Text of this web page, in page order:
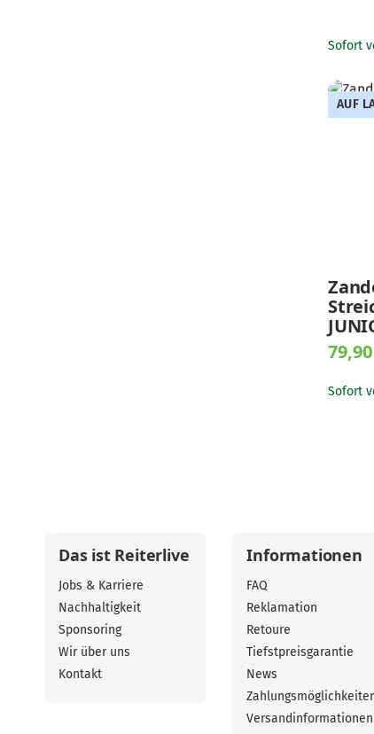
Sofort
AUF
Sofort
Das ist Reiterlive
Jobs & Karriere
Nachhaltigkeit
Sponsoring
Wir über uns
Kontakt
Informationen
FAQ
Reklamation
Retoure
Tiefstpreisgarantie
News
Versandinformationen